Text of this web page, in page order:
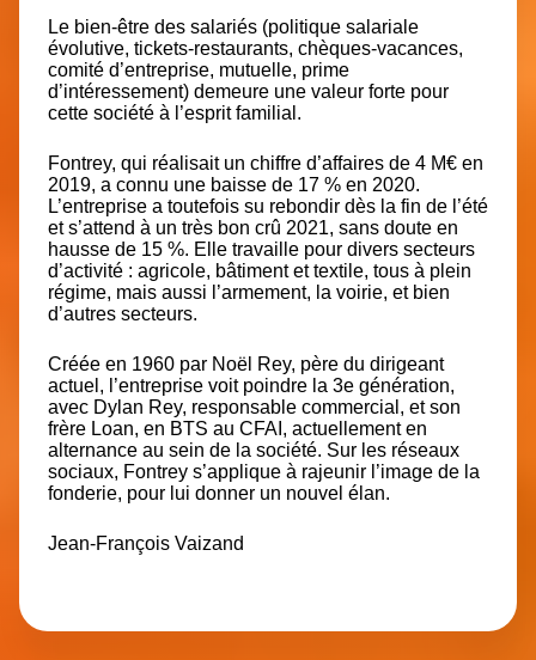
Le bien-être des salariés (politique salariale
évolutive, tickets-restaurants, chèques-vacances,
comité d’entreprise, mutuelle, prime
d’intéressement) demeure une valeur forte pour
cette société à l’esprit familial.
Fontrey, qui réalisait un chiffre d’affaires de 4 M€ en
2019, a connu une baisse de 17 % en 2020.
L’entreprise a toutefois su rebondir dès la fin de l’été
et s’attend à un très bon crû 2021, sans doute en
hausse de 15 %. Elle travaille pour divers secteurs
d’activité : agricole, bâtiment et textile, tous à plein
régime, mais aussi l’armement, la voirie, et bien
d’autres secteurs.
Créée en 1960 par Noël Rey, père du dirigeant
actuel, l’entreprise voit poindre la 3e génération,
avec Dylan Rey, responsable commercial, et son
frère Loan, en BTS au CFAI, actuellement en
alternance au sein de la société. Sur les réseaux
sociaux, Fontrey s’applique à rajeunir l’image de la
fonderie, pour lui donner un nouvel élan.
Jean-François Vaizand